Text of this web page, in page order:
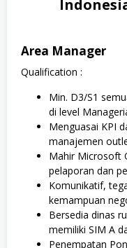
Area Manager
Qualification :
Min. D3/S1
di level
Menguasai KPI
manajemen
Mahir Microsoft
pelaporan dan
Komunikatif,
kemampuan
Bersedia dinas
memiliki SIM A
Penempatan